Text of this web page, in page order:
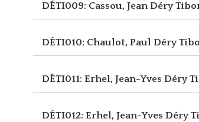
DÉTI009: Cassou, JeanDéry
DÉTI010: Chaulot, Paul Déry
DÉTI011: Erhel, Jean-Yves Déry
DÉTI012: Erhel, Jean-Yves Déry